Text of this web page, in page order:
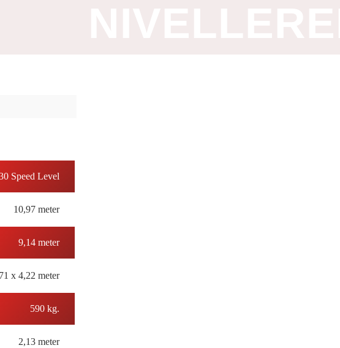
Speed Level
10,97 meter
9,14 meter
x 4,22 meter
590 kg.
2,13 meter